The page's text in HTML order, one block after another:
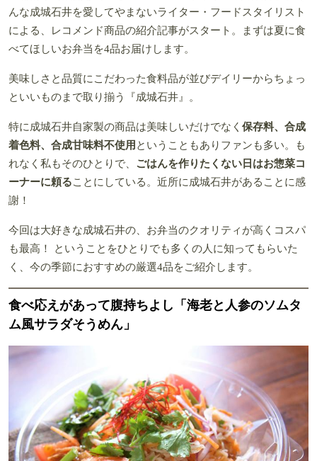
んな成城石井を愛してやまないライター・フードスタイリスト
による、レコメンド商品の紹介記事がスタート。まずは夏に食
べてほしいお弁当を4品お届けします。
美味しさと品質にこだわった食料品が並びデイリーからちょっ
といいものまで取り揃う『成城石井』。
特に成城石井自家製の商品は美味しいだけでなく 保存料、合成
着色料、合成甘味料不使用 ということもありファンも多い。も
れなく私もそのひとりで、 ごはんを作りたくない日はお惣菜コ
ーナーに頼ることにしている。近所に成城石井があることに感
謝！
今回は大好きな成城石井の、お弁当のクオリティが高くコスパ
も最高！ ということをひとりでも多くの人に知ってもらいた
く、今の季節におすすめの厳選4品をご紹介します。
食べ応えがあって腹持ちよし「海老と人参のソムタ
ム風サラダそうめん」